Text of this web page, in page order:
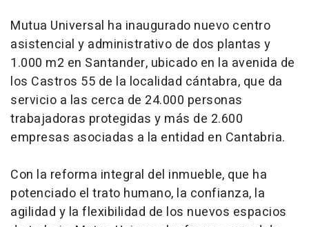
Mutua Universal ha inaugurado nuevo centro
asistencial y administrativo de dos plantas y
1.000 m2 en Santander, ubicado en la avenida de
los Castros 55 de la localidad cántabra, que da
servicio a las cerca de 24.000 personas
trabajadoras protegidas y más de 2.600
empresas asociadas a la entidad en Cantabria.
Con la reforma integral del inmueble, que ha
potenciado el trato humano, la confianza, la
agilidad y la flexibilidad de los nuevos espacios